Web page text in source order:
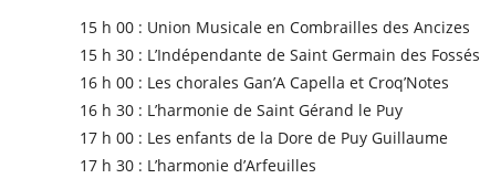
15 h 00 : Union Musicale en Combrailles des Ancizes
15 h 30 : L’Indépendante de Saint Germain des Fossés
16 h 00 : Les chorales Gan’A Capella et Croq’Notes
16 h 30 : L’harmonie de Saint Gérand le Puy
17 h 00 : Les enfants de la Dore de Puy Guillaume
17 h 30 : L’harmonie d’Arfeuilles